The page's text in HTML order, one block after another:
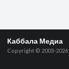
Каббала Медиа
Copyright © 2003-2026